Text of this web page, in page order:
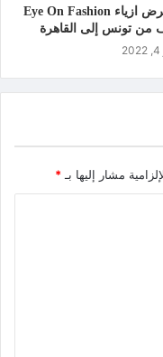
نقل عرض ازياء Eye On Fashion
من تونس إلى القاهرة
مشار إليها بـ *